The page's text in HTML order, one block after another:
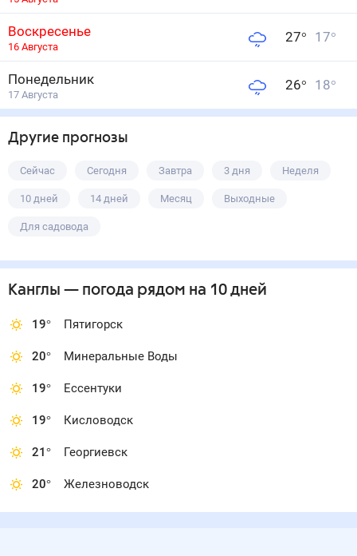
Воскресенье
16 Августа
27° 17°
Понедельник
17 Августа
26° 18°
Другие прогнозы
Сейчас Сегодня Завтра 3 дня Неделя
10 дней 14 дней Месяц Выходные
Для садовода
Канглы — погода рядом на 10 дней
19° Пятигорск
20° Минеральные Воды
19° Ессентуки
19° Кисловодск
21° Георгиевск
20° Железноводск